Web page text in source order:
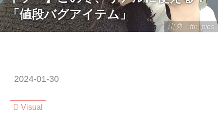
出典：ftn_pics
「値段バグアイテム」
2024-01-30
Visual